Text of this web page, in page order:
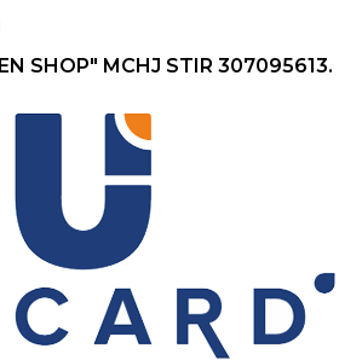
SHOP" MCHJ STIR 307095613.